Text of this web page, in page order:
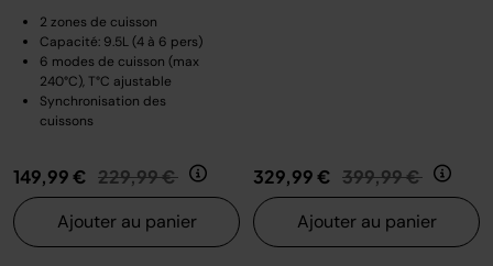
2 zones de cuisson
Capacité: 9.5L (4 à 6 pers)
6 modes de cuisson (max
240°C), T°C ajustable
Synchronisation des
cuissons
149,99 € Prix réduit de
229,99 € au
Ajouter au panier
329,99 € Prix réduit de
399,99 € au
Ajouter au panier